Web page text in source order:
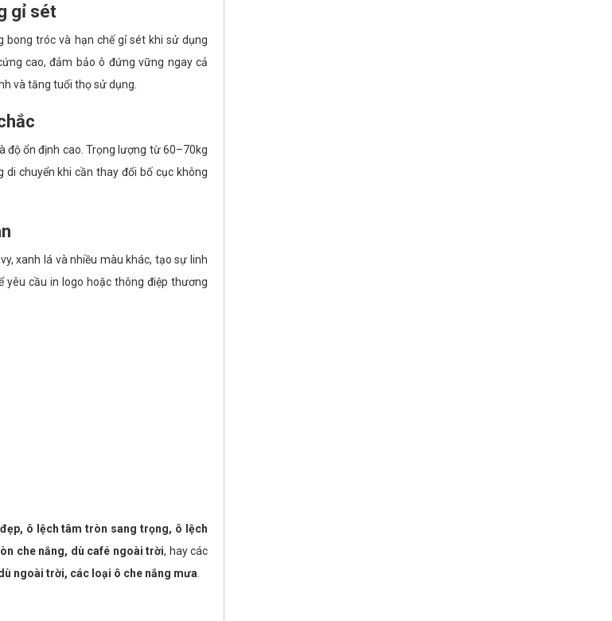
gỉ sét
bong tróc và hạn chế gỉ sét khi sử dụng
cao, đảm bảo ô đứng vững ngay cả
và tăng tuổi thọ sử dụng.
độ ổn định cao. Trọng lượng từ 60–70kg
chuyển khi cần thay đổi bố cục không
xanh lá và nhiều màu khác, tạo sự linh
yêu cầu in logo hoặc thông điệp thương
ô lệch tâm tròn sang trọng, ô lệch
che nắng, dù café ngoài trời, hay các
ngoài trời, các loại ô che nắng mưa